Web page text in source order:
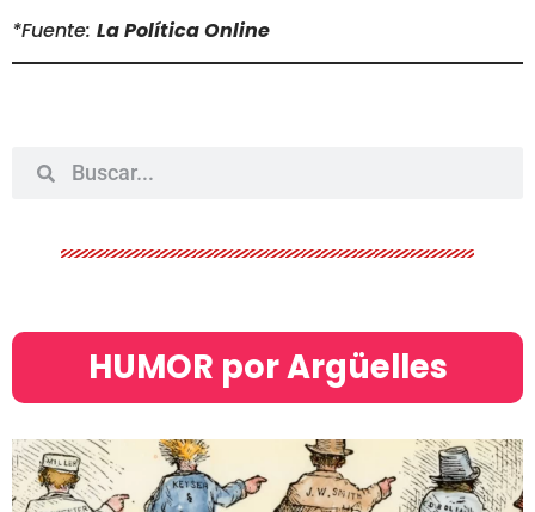
*Fuente: La Política Online
HUMOR por Argüelles​